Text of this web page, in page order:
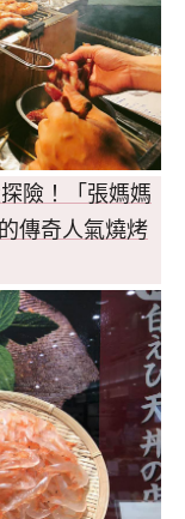
險！「張媽媽
傳奇人氣燒烤